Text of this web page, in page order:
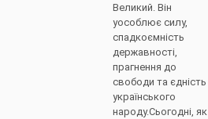
Великий. Він
уособлює силу,
спадкоємність
державності,
прагнення до
свободи та єдність
українського
народу.Сьогодні, як